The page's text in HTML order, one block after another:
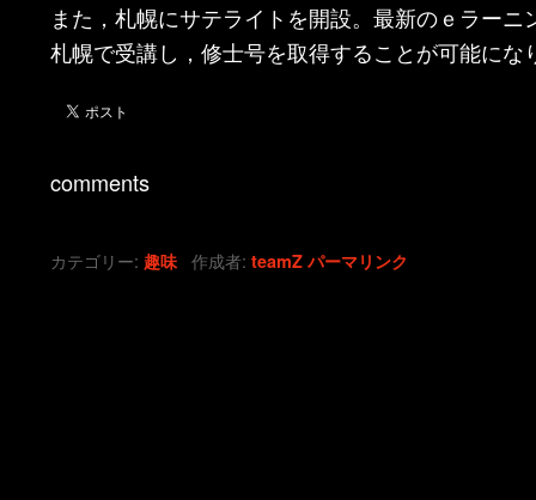
また，札幌にサテライトを開設。最新のｅラーニ
札幌で受講し，修士号を取得することが可能にな
comments
カテゴリー: 趣味 作成者:teamZ パーマリンク